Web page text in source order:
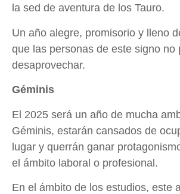
la sed de aventura de los Tauro.
Un año alegre, promisorio y lleno
que las personas de este signo no
desaprovechar.
Géminis
El 2025 será un año de mucha
Géminis, estarán cansados de
lugar y querrán ganar
el ámbito laboral o profesional.
En el ámbito de los estudios, este